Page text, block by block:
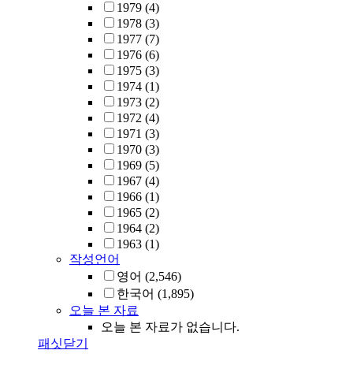
1979 (4)
1978 (3)
1977 (7)
1976 (6)
1975 (3)
1974 (1)
1973 (2)
1972 (4)
1971 (3)
1970 (3)
1969 (5)
1967 (4)
1966 (1)
1965 (2)
1964 (2)
1963 (1)
작성언어
영어 (2,546)
한국어 (1,895)
오늘 본 자료
오늘 본 자료가 없습니다.
패싯닫기